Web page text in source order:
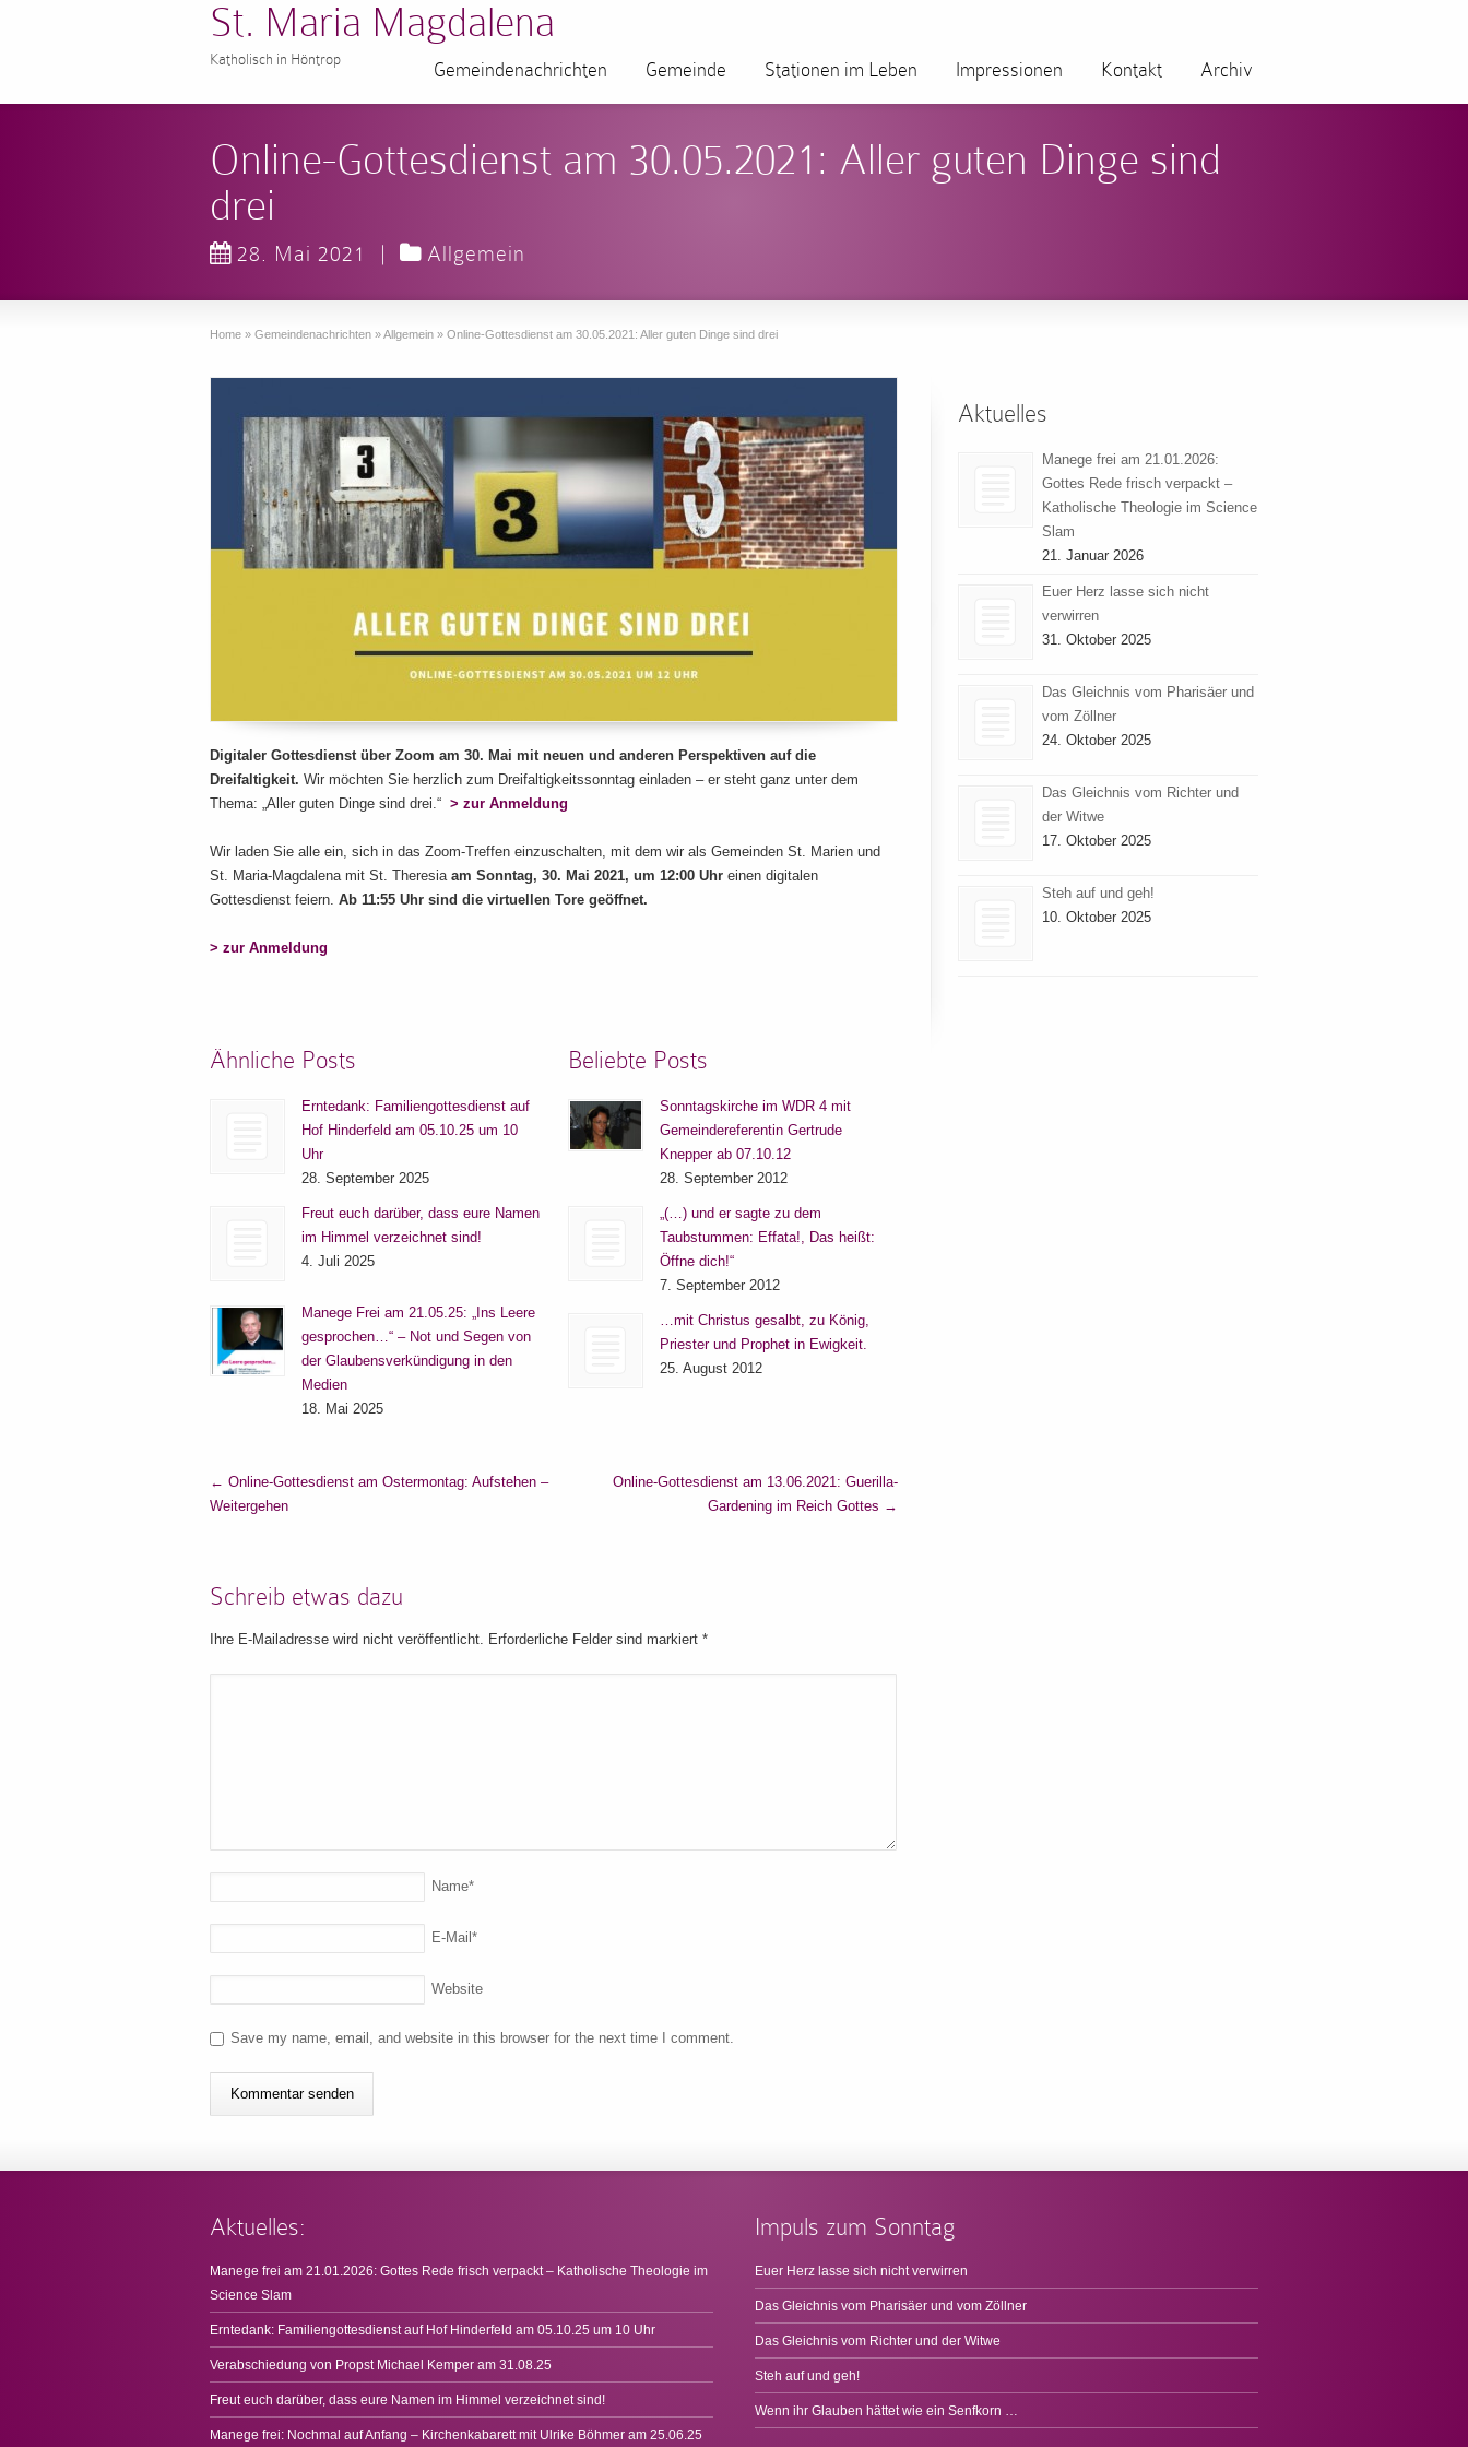
St. Maria Magdalena
Katholisch in Höntrop Gemeindenachrichten Gemeinde Stationen im Leben Impressionen Kontakt Archiv
Online-Gottesdienst am 30.05.2021: Aller guten Dinge sind
drei
28. Mai 2021 | Allgemein
Home » Gemeindenachrichten »Allgemein » Online-Gottesdienst am 30.05.2021: Aller guten Dinge sind drei
Digitaler Gottesdienst über Zoom am 30. Mai mit neuen und anderen Perspektiven auf die
Dreifaltigkeit. Wir möchten Sie herzlich zum Dreifaltigkeitssonntag einladen – er steht ganz unter dem
Thema: „Aller guten Dinge sind drei.“ > zur Anmeldung
Wir laden Sie alle ein, sich in das Zoom-Treffen einzuschalten, mit dem wir als Gemeinden St. Marien und
St. Maria-Magdalena mit St. Theresia am Sonntag, 30. Mai 2021, um 12:00 Uhr einen digitalen
Gottesdienst feiern. Ab 11:55 Uhr sind die virtuellen Tore geöffnet.
> zur Anmeldung
Ähnliche Posts
Erntedank: Familiengottesdienst auf
Hof Hinderfeld am 05.10.25 um 10
Uhr
28. September 2025
Freut euch darüber, dass eure Namen
im Himmel verzeichnet sind!
4. Juli 2025
Manege Frei am 21.05.25: „Ins Leere
gesprochen…“ – Not und Segen von
der Glaubensverkündigung in den
Medien
18. Mai 2025
Beliebte Posts
Sonntagskirche im WDR 4 mit
Gemeindereferentin Gertrude
Knepper ab 07.10.12
28. September 2012
„(…) und er sagte zu dem
Taubstummen: Effata!, Das heißt:
Öffne dich!“
7. September 2012
…mit Christus gesalbt, zu König,
Priester und Prophet in Ewigkeit.
25. August 2012
← Online-Gottesdienst am Ostermontag: Aufstehen –
Weitergehen
Online-Gottesdienst am 13.06.2021: Guerilla-
Gardening im Reich Gottes →
Schreib etwas dazu
Ihre E-Mailadresse wird nicht veröffentlicht. Erforderliche Felder sind markiert *
Name*
E-Mail*
Website
Save my name, email, and website in this browser for the next time I comment.
Aktuelles
Manege frei am 21.01.2026:
Gottes Rede frisch verpackt –
Katholische Theologie im Science
Slam
21. Januar 2026
Euer Herz lasse sich nicht
verwirren
31. Oktober 2025
Das Gleichnis vom Pharisäer und
vom Zöllner
24. Oktober 2025
Das Gleichnis vom Richter und
der Witwe
17. Oktober 2025
Steh auf und geh!
10. Oktober 2025
Aktuelles:
Manege frei am 21.01.2026: Gottes Rede frisch verpackt – Katholische Theologie im
Science Slam
Erntedank: Familiengottesdienst auf Hof Hinderfeld am 05.10.25 um 10 Uhr
Verabschiedung von Propst Michael Kemper am 31.08.25
Freut euch darüber, dass eure Namen im Himmel verzeichnet sind!
Manege frei: Nochmal auf Anfang – Kirchenkabarett mit Ulrike Böhmer am 25.06.25
Impuls zum Sonntag
Euer Herz lasse sich nicht verwirren
Das Gleichnis vom Pharisäer und vom Zöllner
Das Gleichnis vom Richter und der Witwe
Steh auf und geh!
Wenn ihr Glauben hättet wie ein Senfkorn …